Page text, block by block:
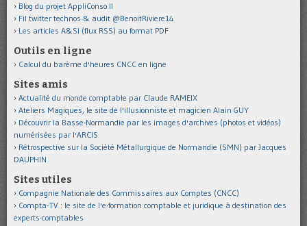
Blog du projet AppliConso II
Fil twitter technos & audit @BenoitRiviere14
Les articles A&SI (flux RSS) au format PDF
Outils en ligne
Calcul du barème d'heures CNCC en ligne
Sites amis
Actualité du monde comptable par Claude RAMEIX
Ateliers Magiques, le site de l'illusionniste et magicien Alain GUY
Découvrir la Basse-Normandie par les images d'archives (photos et vidéos)
numérisées par l'ARCIS
Rétrospective sur la Société Métallurgique de Normandie (SMN) par Jacques
DAUPHIN
Sites utiles
Compagnie Nationale des Commissaires aux Comptes (CNCC)
Compta-TV : le site de l'e-formation comptable et juridique à destination des
experts-comptables